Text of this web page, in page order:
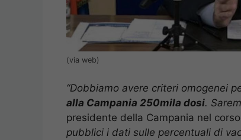
(via web)
“Dobbiamo avere criteri omogenei
alla Campania 250mila dosi.
presidente della Campania nel
pubblici i dati sulle percentuali di